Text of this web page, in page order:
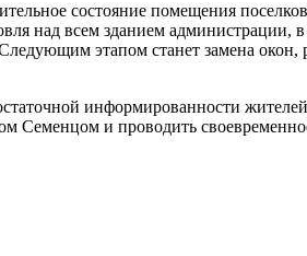
состояние помещения
над всем зданием
этапом станет замена
информированности
Семенцом и проводить